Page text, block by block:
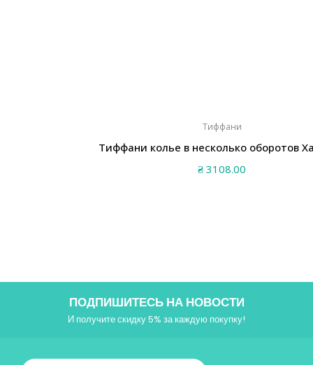
Тиффани
Тиффани колье в несколько оборотов
₴ 3108.00
ПОДПИШИТЕСЬ НА НОВОСТИ
И получите скидку 5% за каждую покупку!